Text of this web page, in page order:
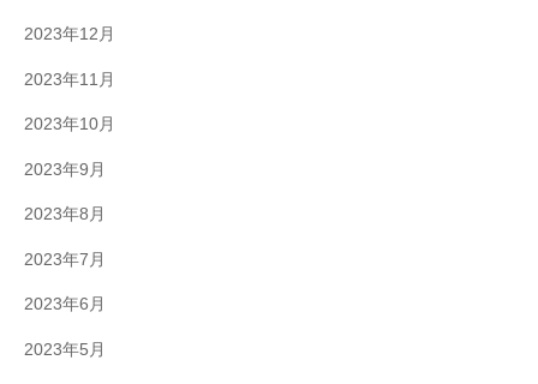
2023年12月
2023年11月
2023年10月
2023年9月
2023年8月
2023年7月
2023年6月
2023年5月